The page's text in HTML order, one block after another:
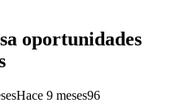
oportunidades
Hace 9 meses96